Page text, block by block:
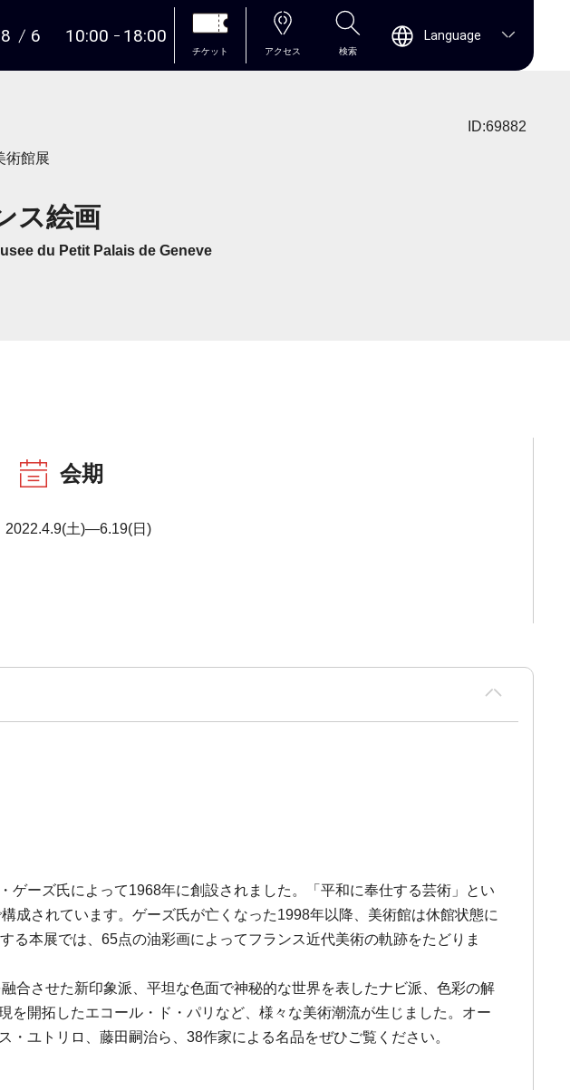
8 6 10:00 18:00
チケット アクセス 検索
Language
ID:69882
術館展
ス絵画
du Petit Palais de Geneve
会期
2022.4.9(土)―6.19(日)
ーズ氏によって1968年に創設されました。「平和に奉仕する芸術」とい
成されています。ゲーズ氏が亡くなった1998年以降、美術館は休館状態に
本展では、65点の油彩画によってフランス近代美術の軌跡をたどりま
合させた新印象派、平坦な色面で神秘的な世界を表したナビ派、色彩の解
開拓したエコール・ド・パリなど、様々な美術潮流が生じました。オー
ユトリロ、藤田嗣治ら、38作家による名品をぜひご覧ください。